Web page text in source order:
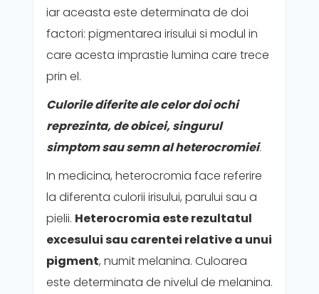
iar aceasta este determinata de doi
factori: pigmentarea irisului si modul in
care acesta imprastie lumina care trece
prin el.
Culorile diferite ale celor doi ochi
reprezinta, de obicei, singurul
simptom sau semn al heterocromiei.
In medicina, heterocromia face referire
la diferenta culorii irisului, parului sau a
pielii. Heterocromia este rezultatul
excesului sau carentei relative a unui
pigment, numit melanina. Culoarea
este determinata de nivelul de melanina.